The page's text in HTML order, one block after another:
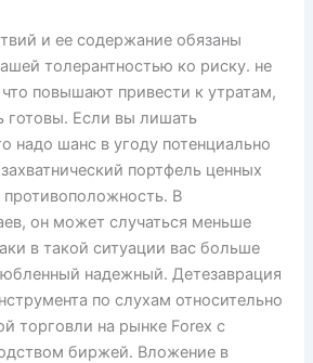
и ее содержание обязаны
толерантностью ко риску. не
повышают привести к утратам,
готовы. Если вы лишать
надо шанс в угоду потенциально
портфель ценных
В
он может случаться меньше
в такой ситуации вас больше
надежный. Детезаврация
по слухам относительно
торговли на рынке Forex с
биржей. Вложение в